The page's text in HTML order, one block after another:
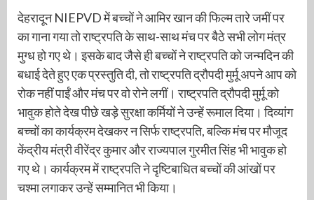
देहरादून NIEPVD में बच्चों ने आमिर खान की फिल्म तारे जमीं पर
का गाना गया तो राष्ट्रपति के साथ-साथ मंच पर बैठे सभी लोग मंत्र
मुग्ध हो गए थे। इसके बाद जैसे ही बच्चों ने राष्ट्रपति को जन्मदिन की
बधाई देते हुए एक प्रस्तुति दी, तो राष्ट्रपति द्रौपदी मुर्मू अपने आप को
रोक नहीं पाईं और मंच पर वो रोने लगीं। राष्ट्रपति द्रौपदी मुर्मू को
भावुक होते देख पीछे खड़े सुरक्षा कर्मियों ने उन्हें रूमाल दिया। दिव्यांग
बच्चों का कार्यक्रम देखकर न सिर्फ राष्ट्रपति, बल्कि मंच पर मौजूद
केंद्रीय मंत्री वीरेंद्र कुमार और राज्यपाल गुरमीत सिंह भी भावुक हो
गए थे। कार्यक्रम में राष्ट्रपति ने दृष्टिबाधित बच्चों की आंखों पर
चश्मा लगाकर उन्हें सम्मानित भी किया।